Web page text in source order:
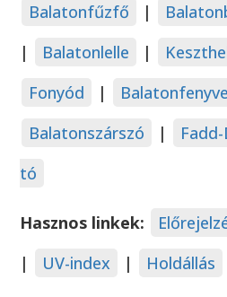
Balatonfűzfő
|
|
Balatonlelle |
Fonyód
|
Balatonszárszó
|
tó
Hasznos linkek:
|
UV-index | Holdállás